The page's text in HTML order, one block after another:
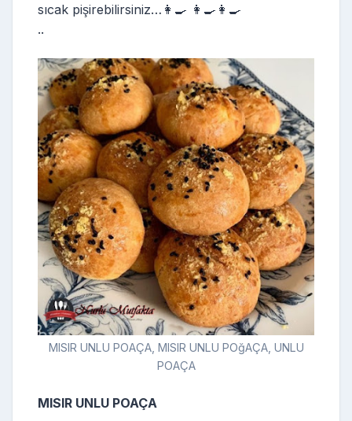
sıcak pişirebilirsiniz…👩‍🍳 👩‍🍳👩‍🍳
..
MISIR UNLU POAÇA, MISIR UNLU POğAÇA, UNLU
POAÇA
MISIR UNLU POAÇA